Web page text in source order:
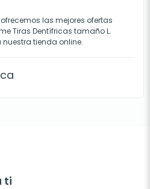
las mejores ofertas
Tiras Dentífricas tamaño L.
tienda online.
ti